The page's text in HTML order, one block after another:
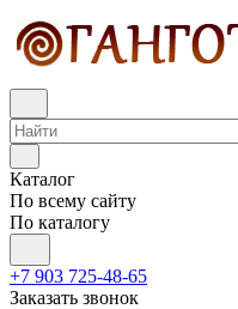
Каталог
По всему сайту
По каталогу
+7 903 725-48-65
Заказать звонок